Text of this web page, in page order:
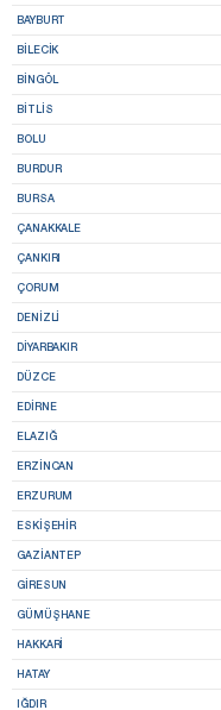
BAYBURT
BILECIK
BINGÖL
BITLIS
BOLU
BURDUR
BURSA
ÇANAKKALE
ÇANKIRI
ÇORUM
DENIZLI
DIYARBAKIR
DÜZCE
EDIRNE
ELAZIĞ
ERZINCAN
ERZURUM
ESKIŞEHIR
GAZIANTEP
GIRESUN
GÜMÜŞHANE
HAKKARI
HATAY
IĞDIR